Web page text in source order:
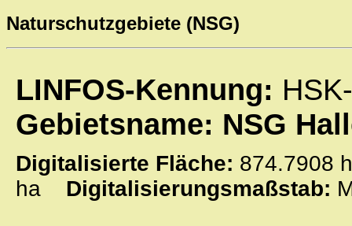
Naturschutzgebiete (NSG)
LINFOS-Kennung:
Gebietsname: NSG
Digitalisierte Fläche:
ha Digitalisierungsmaßstab: